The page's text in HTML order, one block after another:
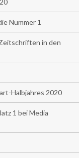
Nummer 1
in den
Halbjahres 2020
1 bei Media